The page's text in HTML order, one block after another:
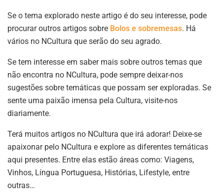
Se o tema explorado neste artigo é do seu interesse, pode
procurar outros artigos sobre Bolos e sobremesas. Há
vários no NCultura que serão do seu agrado.
Se tem interesse em saber mais sobre outros temas que
não encontra no NCultura, pode sempre deixar-nos
sugestões sobre temáticas que possam ser exploradas. Se
sente uma paixão imensa pela Cultura, visite-nos
diariamente.
Terá muitos artigos no NCultura que irá adorar! Deixe-se
apaixonar pelo NCultura e explore as diferentes temáticas
aqui presentes. Entre elas estão áreas como: Viagens,
Vinhos, Língua Portuguesa, Histórias, Lifestyle, entre
outras…